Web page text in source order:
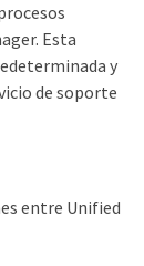
Esta
y
de soporte
entre Unified